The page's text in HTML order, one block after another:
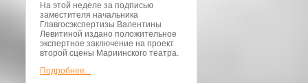
На этой неделе за подписью
заместителя начальника
Главгосэкспертизы Валентины
Левитиной издано положительное
экспертное заключение на проект
второй сцены Мариинского театра.
Подробнее...